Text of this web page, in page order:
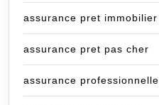
assurance pret immobilier
assurance pret pas cher
assurance professionnelle